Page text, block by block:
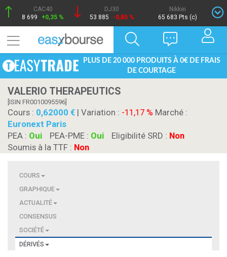
CAC40
8 699
+0,35 %
DJ30
53 885
-0,85 %
Nikkei
65 683 Pts (c)
PLUS DE 20 000 PRODUITS À 0€ DE FRAIS
DE COURTAGE
VALERIO THERAPEUTICS
[ISIN FR0010095596]
Cours : 0,62000 | Variation : -11,17 % Marché :
Euronext Paris
PEA : Oui PEA-PME : Oui Eligibilité SRD : Non
Soumis à la TTF : Non
COURS
GRAPHIQUE
ACTUALITÉ
CONSENSUS
SOCIÉTÉ
DÉRIVÉS